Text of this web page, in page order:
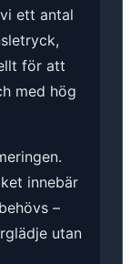
ett antal
för att
med hög
innebär
–
utan